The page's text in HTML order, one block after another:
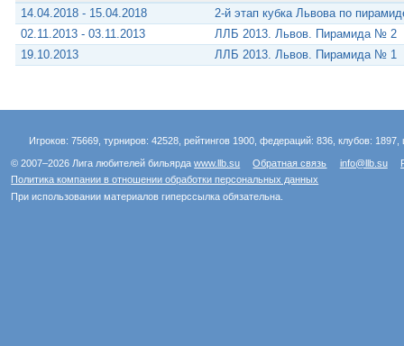
14.04.2018 - 15.04.2018
2-й этап кубка Львова по
02.11.2013 - 03.11.2013
ЛЛБ 2013. Львов. Пирамида № 2
19.10.2013
ЛЛБ 2013. Львов. Пирамида № 1
Игроков: 75669, турниров: 42528, рейтингов 1900, федераций: 836, клубов:
© 2007–2026 Лига любителей бильярдаwww.llb.su Обратная связь info@llb.su
Политика компании в отношении обработки персональных данных
При использовании материалов гиперссылка обязательна.